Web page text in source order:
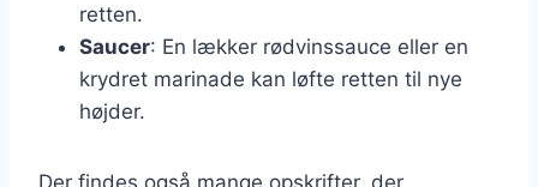
retten.
Saucer: En lækker rødvinssauce eller en
krydret marinade kan løfte retten til nye
højder.
Der findes også mange opskrifter, der